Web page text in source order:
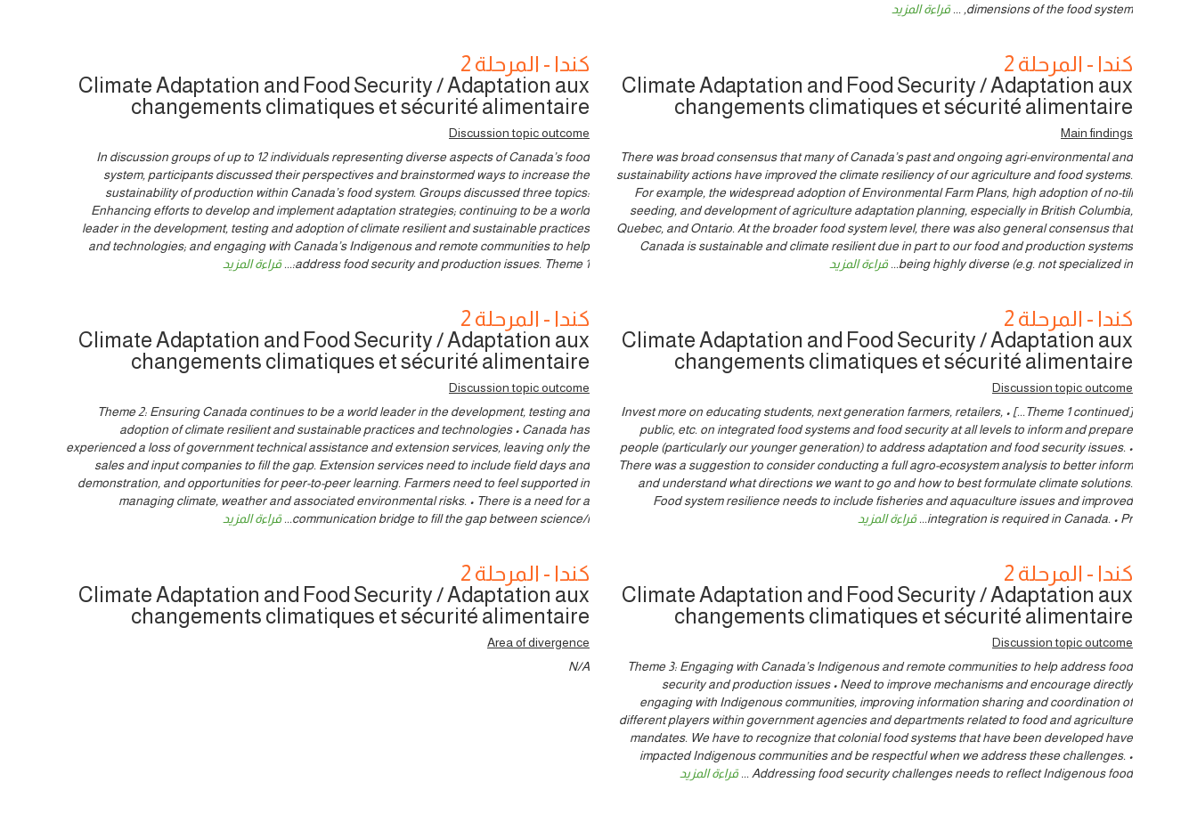
dimensions of the food system,
... قراءة المزيد
كندا - المرحلة 2
Climate Adaptation and Food Security / Adaptation aux
changements climatiques et sécurité alimentaire
Main findings
There was broad consensus that many of Canada’s past and ongoing agri-environmental and
sustainability actions have improved the climate resiliency of our agriculture and food systems.
For example, the widespread adoption of Environmental Farm Plans, high adoption of no-till
seeding, and development of agriculture adaptation planning, especially in British Columbia,
Quebec, and Ontario. At the broader food system level, there was also general consensus that
Canada is sustainable and climate resilient due in part to our food and production systems
being highly diverse (e.g. not specialized in
... قراءة المزيد
كندا - المرحلة 2
Climate Adaptation and Food Security / Adaptation aux
changements climatiques et sécurité alimentaire
Discussion topic outcome
In discussion groups of up to 12 individuals representing diverse aspects of Canada’s food
system, participants discussed their perspectives and brainstormed ways to increase the
sustainability of production within Canada’s food system. Groups discussed three topics:
Enhancing efforts to develop and implement adaptation strategies; continuing to be a world
leader in the development, testing and adoption of climate resilient and sustainable practices
and technologies; and engaging with Canada’s Indigenous and remote communities to help
address food security and production issues. Theme 1:
... قراءة المزيد
كندا - المرحلة 2
Climate Adaptation and Food Security / Adaptation aux
changements climatiques et sécurité alimentaire
Discussion topic outcome
[Theme 1 continued...] • Invest more on educating students, next generation farmers, retailers,
public, etc. on integrated food systems and food security at all levels to inform and prepare
people (particularly our younger generation) to address adaptation and food security issues. •
There was a suggestion to consider conducting a full agro-ecosystem analysis to better inform
and understand what directions we want to go and how to best formulate climate solutions.
Food system resilience needs to include fisheries and aquaculture issues and improved
integration is required in Canada. • Pr
... قراءة المزيد
كندا - المرحلة 2
Climate Adaptation and Food Security / Adaptation aux
changements climatiques et sécurité alimentaire
Discussion topic outcome
Theme 2: Ensuring Canada continues to be a world leader in the development, testing and
adoption of climate resilient and sustainable practices and technologies • Canada has
experienced a loss of government technical assistance and extension services, leaving only the
sales and input companies to fill the gap. Extension services need to include field days and
demonstration, and opportunities for peer-to-peer learning. Farmers need to feel supported in
managing climate, weather and associated environmental risks. • There is a need for a
communication bridge to fill the gap between science/i
... قراءة المزيد
كندا - المرحلة 2
Climate Adaptation and Food Security / Adaptation aux
changements climatiques et sécurité alimentaire
Discussion topic outcome
Theme 3: Engaging with Canada’s Indigenous and remote communities to help address food
security and production issues • Need to improve mechanisms and encourage directly
engaging with Indigenous communities, improving information sharing and coordination of
different players within government agencies and departments related to food and agriculture
mandates. We have to recognize that colonial food systems that have been developed have
impacted Indigenous communities and be respectful when we address these challenges. •
Addressing food security challenges needs to reflect Indigenous food
... قراءة المزيد
كندا - المرحلة 2
Climate Adaptation and Food Security / Adaptation aux
changements climatiques et sécurité alimentaire
Area of divergence
N/A